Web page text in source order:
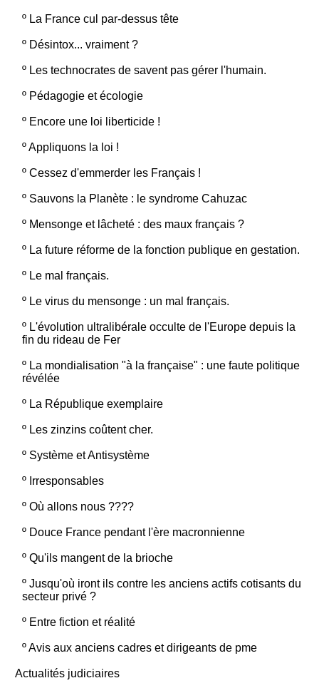
º La France cul par-dessus tête
º Désintox... vraiment ?
º Les technocrates de savent pas gérer l'humain.
º Pédagogie et écologie
º Encore une loi liberticide !
ºAppliquons la loi !
º Cessez d'emmerder les Français !
º Sauvons la Planète : le syndrome Cahuzac
º Mensonge et lâcheté : des maux français ?
º La future réforme de la fonction publique en gestation.
º Le mal français.
º Le virus du mensonge : un mal français.
º L'évolution ultralibérale occulte de l'Europe depuis la
fin du rideau de Fer
º La mondialisation "à la française" : une faute politique
révélée
º La République exemplaire
º Les zinzins coûtent cher.
º Système et Antisystème
º Irresponsables
º Où allons nous ????
º Douce France pendant l'ère macronnienne
º Qu'ils mangent de la brioche
º Jusqu'où iront ils contre les anciens actifs cotisants du
secteur privé ?
º Entre fiction et réalité
ºAvis aux anciens cadres et dirigeants de pme
Actualités judiciaires